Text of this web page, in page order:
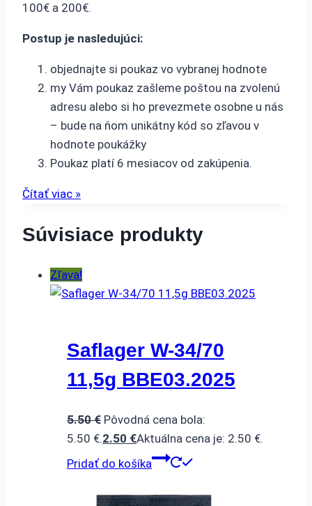
100€ a 200€.
Postup je nasledujúci:
objednajte si poukaz vo vybranej hodnote
my Vám poukaz zašleme poštou na zvolenú
adresu alebo si ho prevezmete osobne u nás
– bude na ňom unikátny kód so zľavou v
hodnote poukážky
Poukaz platí 6 mesiacov od zakúpenia.
Čítať viac »
Súvisiace produkty
Zľava!
Saflager W-34/70
11,5g BBE03.2025
5.50€ Pôvodná cena bola:
5.50 €.2.50 €Aktuálna cena je: 2.50 €.
Pridať do košíka